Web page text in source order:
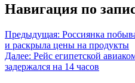
Навигация по
Предыдущая: Россиянка
и раскрыла цены на продукты
Далее: Рейс египетской
задержался на 14 часов